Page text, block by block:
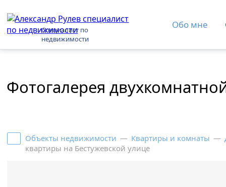
Специалист по
недвижимости
Обо мне
Фотогалерея
Объекты недвижимости — Квартиры и комнаты —
квартиры на Бестужевской улице